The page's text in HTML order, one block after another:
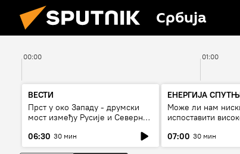
Србија
00:00 01:00
ВЕСТИ
Прст у око Западу - друмски
мост између Русије и Северне
06:30 30 мин
ЕНЕРГИЈА
Може ли нам
испоставити
07:00 30 мин